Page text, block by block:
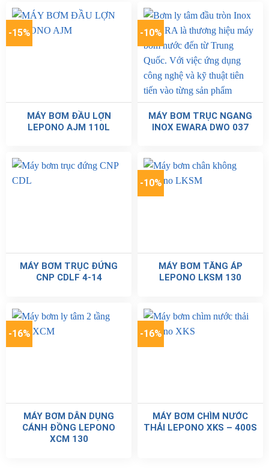
-15%
MÁY BƠM ĐẦU LỢN
LEPONO AJM 110L
-10%
MÁY BƠM TRỤC NGANG
INOX EWARA DWO 037
MÁY BƠM TRỤC ĐỨNG
CNP CDLF 4-14
-10%
MÁY BƠM TĂNG ÁP
LEPONO LKSM 130
-16%
MÁY BƠM DÂN DỤNG
CÁNH ĐỒNG LEPONO
XCM 130
-16%
MÁY BƠM CHÌM NƯỚC
THẢI LEPONO XKS – 400S